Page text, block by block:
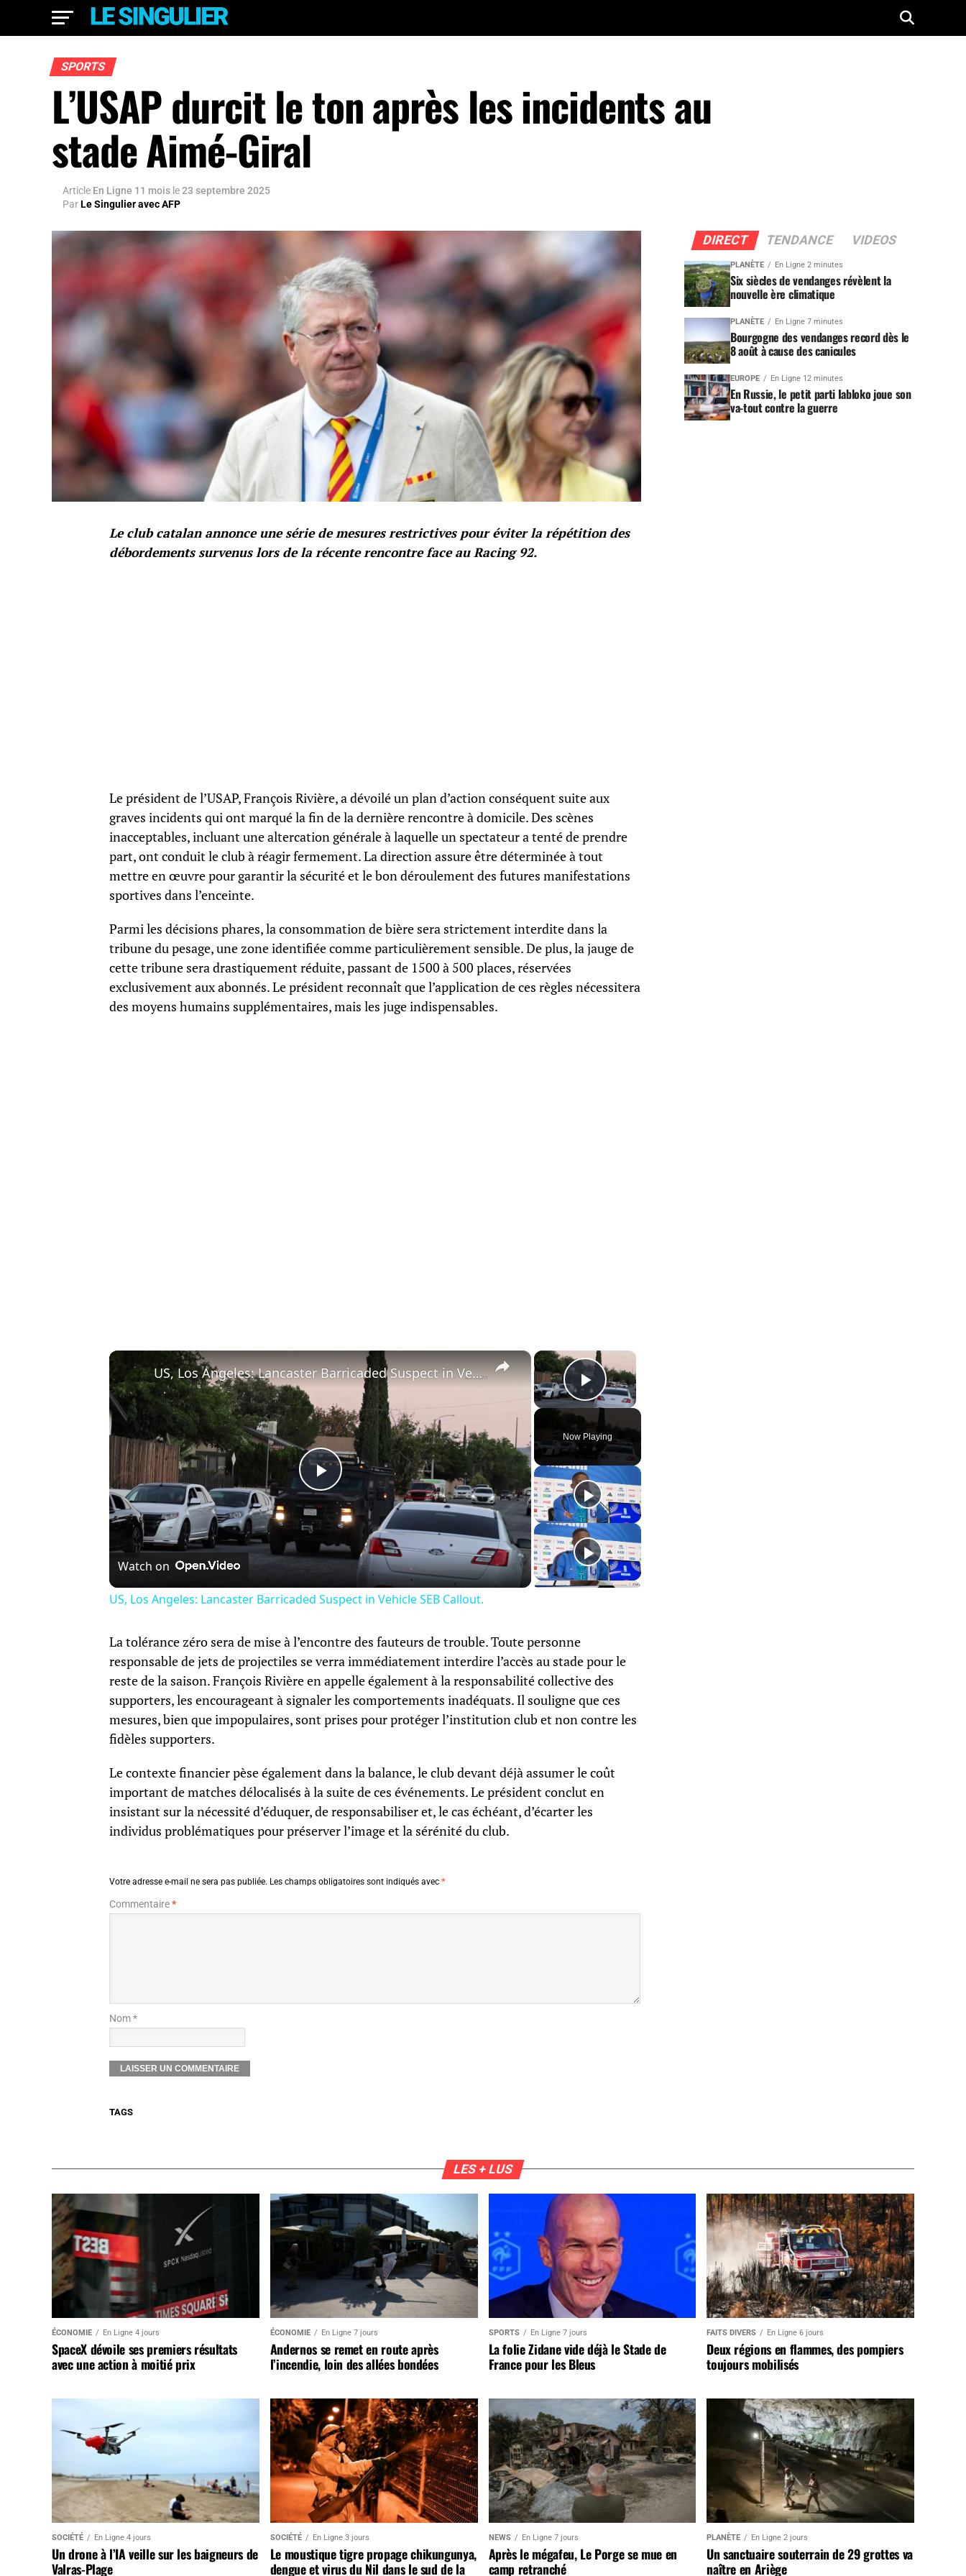
SPORTS
L’USAP durcit le ton après les incidents au
stade Aimé-Giral
Article En Ligne 11 mois le23 septembre 2025
ParLe Singulier avec AFP
Le club catalan annonce une série de mesures restrictives pour éviter la répétition des
débordements survenus lors de la récente rencontre face au Racing 92.
Le président de l’USAP, François Rivière, a dévoilé un plan d’action conséquent suite aux
graves incidents qui ont marqué la fin de la dernière rencontre à domicile. Des scènes
inacceptables, incluant une altercation générale à laquelle un spectateur a tenté de prendre
part, ont conduit le club à réagir fermement. La direction assure être déterminée à tout
mettre en œuvre pour garantir la sécurité et le bon déroulement des futures manifestations
sportives dans l’enceinte.
Parmi les décisions phares, la consommation de bière sera strictement interdite dans la
tribune du pesage, une zone identifiée comme particulièrement sensible. De plus, la jauge de
cette tribune sera drastiquement réduite, passant de 1500 à 500 places, réservées
exclusivement aux abonnés. Le président reconnaît que l’application de ces règles nécessitera
des moyens humains supplémentaires, mais les juge indispensables.
×
Play Video
Now Playing
×
Play
Video
US, Los Angeles: Lancaster Barricaded Suspect in Vehicle SEB Callout.
Watch on
US, Los Angeles: Lancaster Barricaded Suspect in Vehicle SEB Callout.
La tolérance zéro sera de mise à l’encontre des fauteurs de trouble. Toute personne
responsable de jets de projectiles se verra immédiatement interdire l’accès au stade pour le
reste de la saison. François Rivière en appelle également à la responsabilité collective des
supporters, les encourageant à signaler les comportements inadéquats. Il souligne que ces
mesures, bien que impopulaires, sont prises pour protéger l’institution club et non contre les
fidèles supporters.
Le contexte financier pèse également dans la balance, le club devant déjà assumer le coût
important de matches délocalisés à la suite de ces événements. Le président conclut en
insistant sur la nécessité d’éduquer, de responsabiliser et, le cas échéant, d’écarter les
individus problématiques pour préserver l’image et la sérénité du club.
Votre adresse e-mail ne sera pas publiée. Les champs obligatoires sont indiqués avec *
Commentaire*
Nom *
TAGS
DIRECT TENDANCE VIDEOS
PLANÈTE En Ligne 2 minutes
Six siècles de vendanges révèlent la
nouvelle ère climatique
PLANÈTE En Ligne 7 minutes
Bourgogne des vendanges record dès le
8 août à cause des canicules
EUROPE En Ligne 12 minutes
En Russie, le petit parti Iabloko joue son
va-tout contre la guerre
LES + LUS
ÉCONOMIE En Ligne 4 jours
SpaceX dévoile ses premiers résultats
avec une action à moitié prix
ÉCONOMIE En Ligne 7 jours
Andernos se remet en route après
l’incendie, loin des allées bondées
SPORTS En Ligne 7 jours
La folie Zidane vide déjà le Stade de
France pour les Bleus
FAITS DIVERS En Ligne 6 jours
Deux régions en flammes, des pompiers
toujours mobilisés
SOCIÉTÉ En Ligne 4 jours
Un drone à l’IA veille sur les baigneurs de
Valras-Plage
SOCIÉTÉ En Ligne 3 jours
Le moustique tigre propage chikungunya,
dengue et virus du Nil dans le sud de la
NEWS En Ligne 7 jours
Après le mégafeu, Le Porge se mue en
camp retranché
PLANÈTE En Ligne 2 jours
Un sanctuaire souterrain de 29 grottes va
naître en Ariège